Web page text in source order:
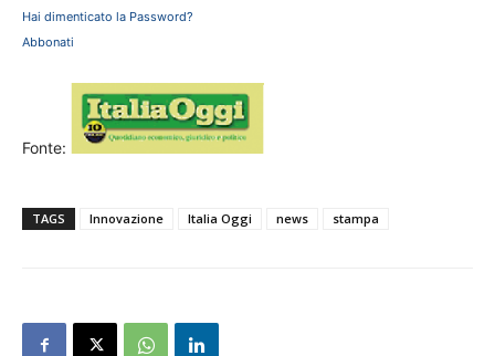
Hai dimenticato la Password?
Abbonati
Fonte:
TAGS Innovazione Italia Oggi news stampa